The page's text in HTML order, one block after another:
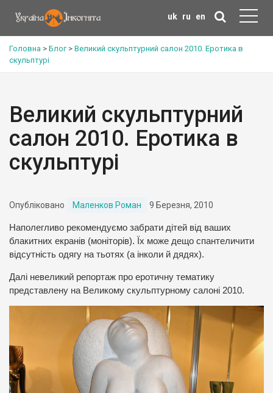
uk ru en
Головна > Блог> Великий скульптурний салон 2010. Еротика в
скульптурі
Великий скульптурний
салон 2010. Еротика в
скульптурі
Опубліковано Маленков Роман 9 Березня, 2010
Наполегливо рекомендуємо забрати дітей від ваших
блакитних екранів (моніторів). Їх може дещо спантеличити
відсутність одягу на тьотях (а інколи й дядях).
Далі невеликий репортаж про еротичну тематику
представлену на Великому скульптурному салоні 2010.